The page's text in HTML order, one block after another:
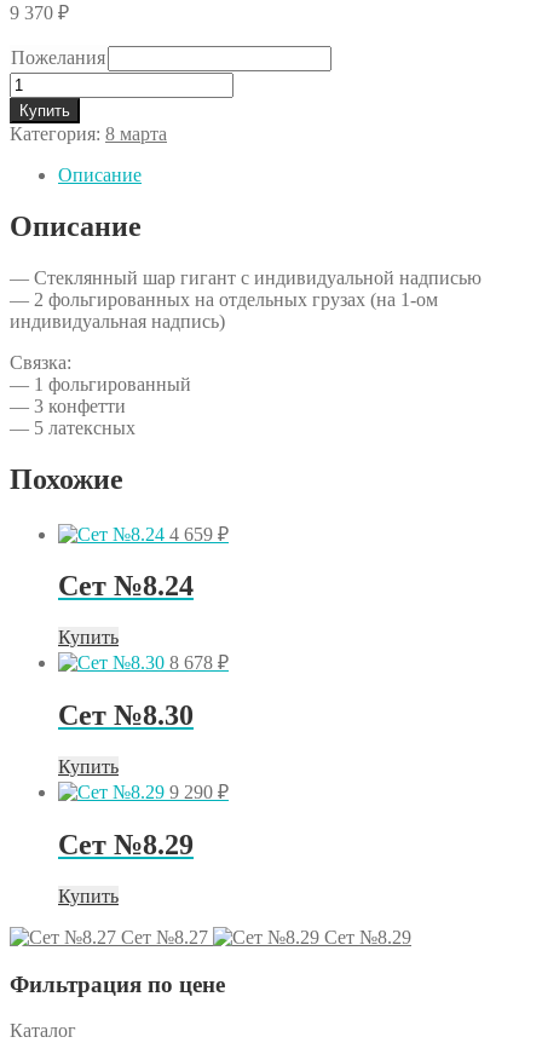
9 370 ₽
Пожелания
Количество
товара
Сет
№8.28
Купить
Категория: 8 марта
Описание
Описание
— Стеклянный шар гигант с индивидуальной надписью
— 2 фольгированных на отдельных грузах (на 1-ом
индивидуальная надпись)
Связка:
— 1 фольгированный
— 3 конфетти
— 5 латексных
Похожие
4 659 ₽
Сет №8.24
Купить
8 678 ₽
Сет №8.30
Купить
9 290 ₽
Сет №8.29
Купить
Сет №8.27
Сет №8.29
Фильтрация по цене
Каталог